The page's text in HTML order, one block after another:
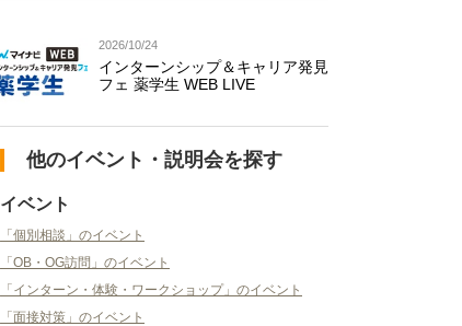
2026/10/24
インターンシップ＆キャリア発見
フェ 薬学生 WEB LIVE
他のイベント・説明会を探す
イベント
「個別相談」のイベント
「OB・OG訪問」のイベント
「インターン・体験・ワークショップ」のイベント
「面接対策」のイベント